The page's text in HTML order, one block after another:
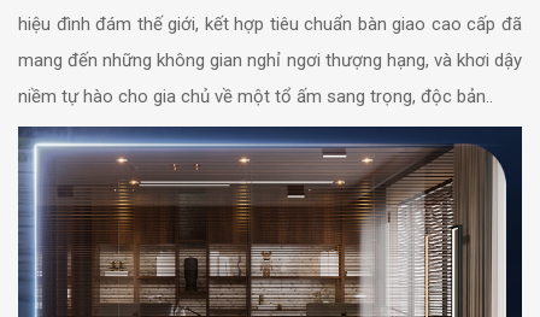
hiệu đình đám thế giới, kết hợp tiêu chuẩn bàn giao cao cấp đã
mang đến những không gian nghỉ ngơi thượng hạng, và khơi dậy
niềm tự hào cho gia chủ về một tổ ấm sang trọng, độc bản..